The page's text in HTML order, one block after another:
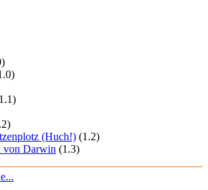
(Huch!) (1.2)
von Darwin (1.3)